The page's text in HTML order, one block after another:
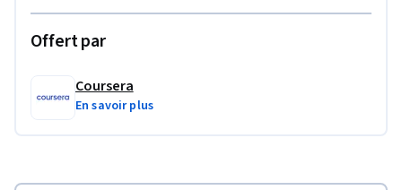
Offert par
Coursera
En savoir plus